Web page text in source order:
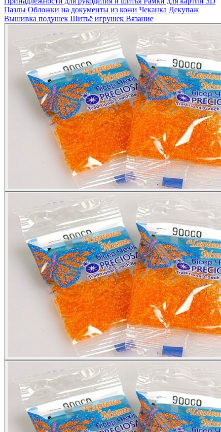
Пазлы Обложки на документы из кожи Чеканка Декупаж
Вышивка подушек Шитьё игрушек Вязание